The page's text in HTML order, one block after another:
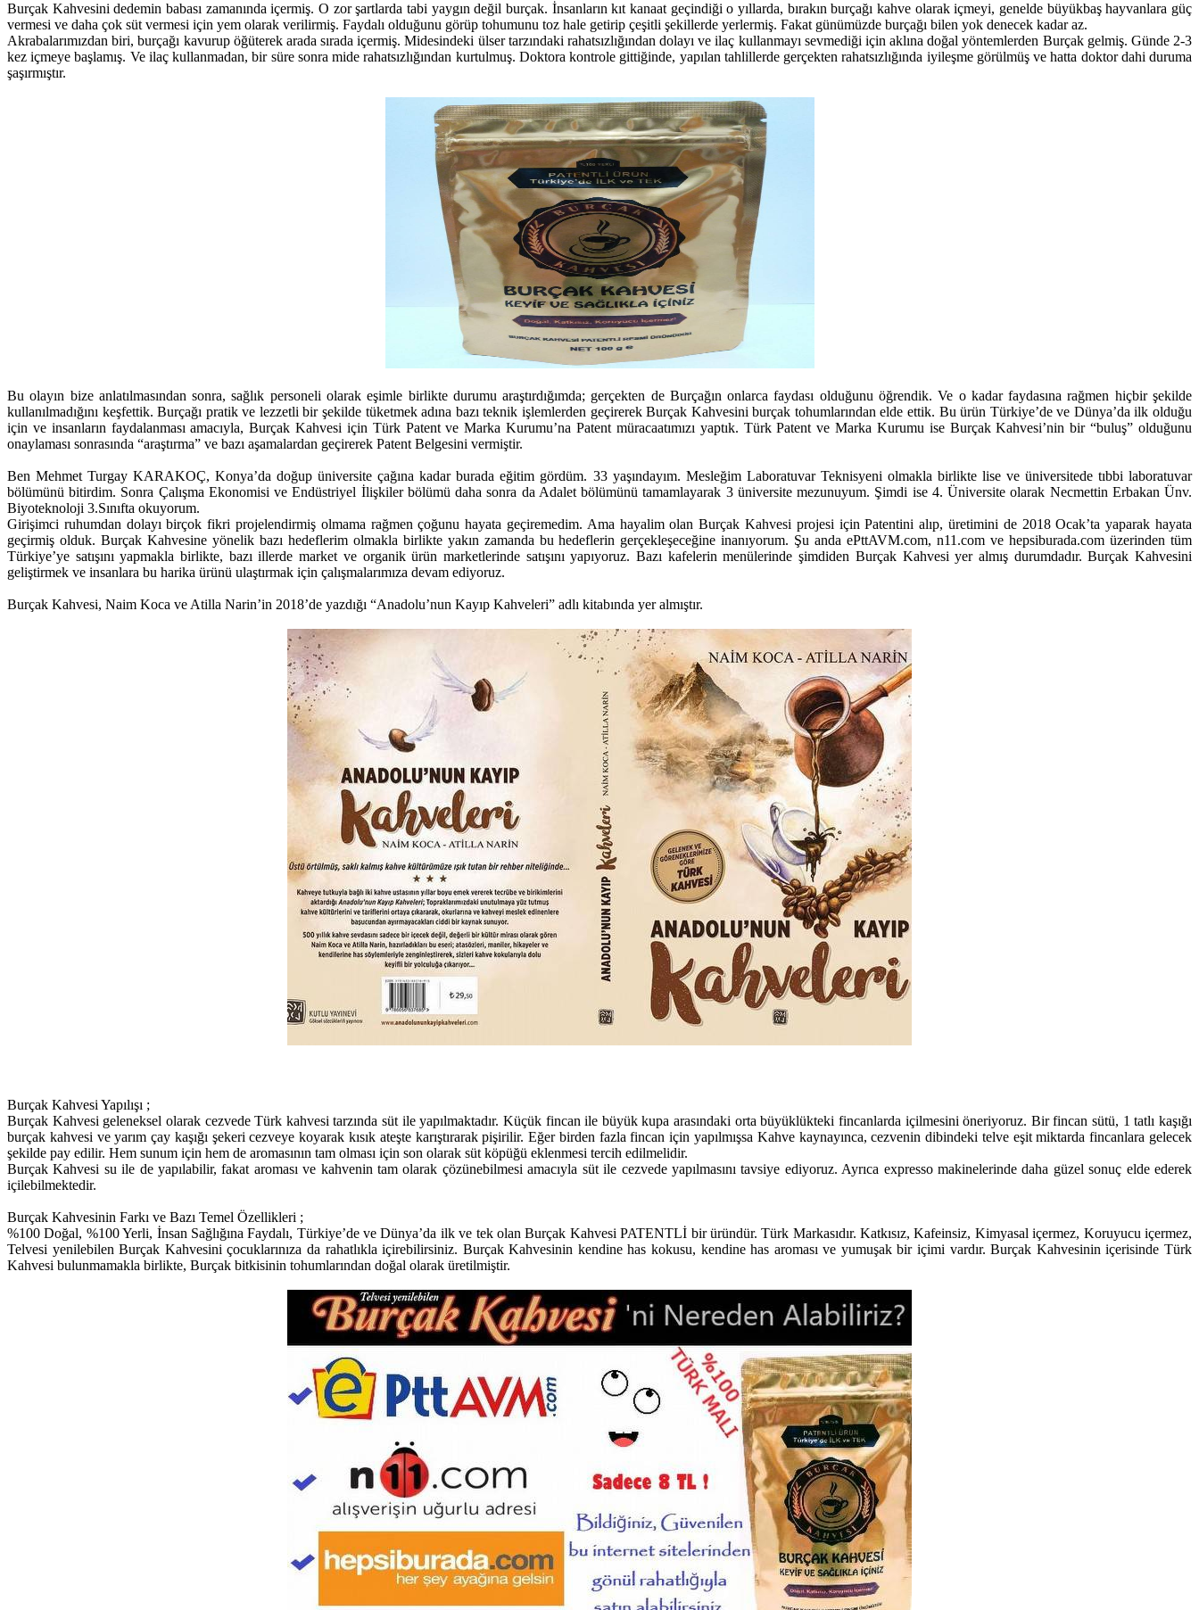
Burçak Kahvesini dedemin babası zamanında içermiş. O zor şartlarda tabi yaygın değil burçak. İnsanların kıt kanaat geçindiği o yıllarda, bırakın burçağı kahve olarak içmeyi, genelde büyükbaş hayvanlara güç
vermesi ve daha çok süt vermesi için yem olarak verilirmiş. Faydalı olduğunu görüp tohumunu toz hale getirip çeşitli şekillerde yerlermiş. Fakat günümüzde burçağı bilen yok denecek kadar az.
Akrabalarımızdan biri, burçağı kavurup öğüterek arada sırada içermiş. Midesindeki ülser tarzındaki rahatsızlığından dolayı ve ilaç kullanmayı sevmediği için aklına doğal yöntemlerden Burçak gelmiş. Günde 2-3
kez içmeye başlamış. Ve ilaç kullanmadan, bir süre sonra mide rahatsızlığından kurtulmuş. Doktora kontrole gittiğinde, yapılan tahlillerde gerçekten rahatsızlığında iyileşme görülmüş ve hatta doktor dahi duruma
şaşırmıştır.
Bu olayın bize anlatılmasından sonra, sağlık personeli olarak eşimle birlikte durumu araştırdığımda; gerçekten de Burçağın onlarca faydası olduğunu öğrendik. Ve o kadar faydasına rağmen hiçbir şekilde
kullanılmadığını keşfettik. Burçağı pratik ve lezzetli bir şekilde tüketmek adına bazı teknik işlemlerden geçirerek Burçak Kahvesini burçak tohumlarından elde ettik. Bu ürün Türkiye’de ve Dünya’da ilk olduğu
için ve insanların faydalanması amacıyla, Burçak Kahvesi için Türk Patent ve Marka Kurumu’na Patent müracaatımızı yaptık. Türk Patent ve Marka Kurumu ise Burçak Kahvesi’nin bir “buluş” olduğunu
onaylaması sonrasında “araştırma” ve bazı aşamalardan geçirerek Patent Belgesini vermiştir.
Ben Mehmet Turgay KARAKOÇ, Konya’da doğup üniversite çağına kadar burada eğitim gördüm. 33 yaşındayım. Mesleğim Laboratuvar Teknisyeni olmakla birlikte lise ve üniversitede tıbbi laboratuvar
bölümünü bitirdim. Sonra Çalışma Ekonomisi ve Endüstriyel İlişkiler bölümü daha sonra da Adalet bölümünü tamamlayarak 3 üniversite mezunuyum. Şimdi ise 4. Üniversite olarak Necmettin Erbakan Ünv.
Biyoteknoloji 3.Sınıfta okuyorum.
Girişimci ruhumdan dolayı birçok fikri projelendirmiş olmama rağmen çoğunu hayata geçiremedim. Ama hayalim olan Burçak Kahvesi projesi için Patentini alıp, üretimini de 2018 Ocak’ta yaparak hayata
geçirmiş olduk. Burçak Kahvesine yönelik bazı hedeflerim olmakla birlikte yakın zamanda bu hedeflerin gerçekleşeceğine inanıyorum. Şu anda ePttAVM.com, n11.com ve hepsiburada.com üzerinden tüm
Türkiye’ye satışını yapmakla birlikte, bazı illerde market ve organik ürün marketlerinde satışını yapıyoruz. Bazı kafelerin menülerinde şimdiden Burçak Kahvesi yer almış durumdadır. Burçak Kahvesini
geliştirmek ve insanlara bu harika ürünü ulaştırmak için çalışmalarımıza devam ediyoruz.
Burçak Kahvesi, Naim Koca ve Atilla Narin’in 2018’de yazdığı “Anadolu’nun Kayıp Kahveleri” adlı kitabında yer almıştır.
Burçak Kahvesi Yapılışı ;
Burçak Kahvesi geleneksel olarak cezvede Türk kahvesi tarzında süt ile yapılmaktadır. Küçük fincan ile büyük kupa arasındaki orta büyüklükteki fincanlarda içilmesini öneriyoruz. Bir fincan sütü, 1 tatlı kaşığı
burçak kahvesi ve yarım çay kaşığı şekeri cezveye koyarak kısık ateşte karıştırarak pişirilir. Eğer birden fazla fincan için yapılmışsa Kahve kaynayınca, cezvenin dibindeki telve eşit miktarda fincanlara gelecek
şekilde pay edilir. Hem sunum için hem de aromasının tam olması için son olarak süt köpüğü eklenmesi tercih edilmelidir.
Burçak Kahvesi su ile de yapılabilir, fakat aroması ve kahvenin tam olarak çözünebilmesi amacıyla süt ile cezvede yapılmasını tavsiye ediyoruz. Ayrıca expresso makinelerinde daha güzel sonuç elde ederek
içilebilmektedir.
Burçak Kahvesinin Farkı ve Bazı Temel Özellikleri ;
%100 Doğal, %100 Yerli, İnsan Sağlığına Faydalı, Türkiye’de ve Dünya’da ilk ve tek olan Burçak Kahvesi PATENTLİ bir üründür. Türk Markasıdır. Katkısız, Kafeinsiz, Kimyasal içermez, Koruyucu içermez,
Telvesi yenilebilen Burçak Kahvesini çocuklarınıza da rahatlıkla içirebilirsiniz. Burçak Kahvesinin kendine has kokusu, kendine has aroması ve yumuşak bir içimi vardır. Burçak Kahvesinin içerisinde Türk
Kahvesi bulunmamakla birlikte, Burçak bitkisinin tohumlarından doğal olarak üretilmiştir.